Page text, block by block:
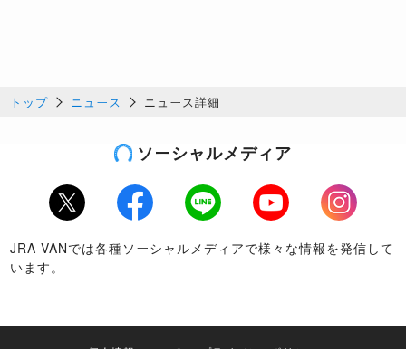
トップ ニュース ニュース詳細
ソーシャルメディア
Twitter Facebook LINE Youtube
Instagram
JRA-VANでは各種ソーシャルメディアで様々な情報を発信して
います。